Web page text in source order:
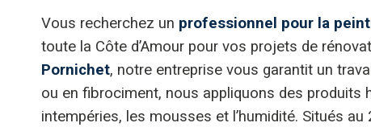
Vous recherchez un professionnel pour la
toute la Côte d’Amour pour vos projets de
Pornichet, notre entreprise vous garantit un
ou en fibrociment, nous appliquons des
intempéries, les mousses et l’humidité. Situés